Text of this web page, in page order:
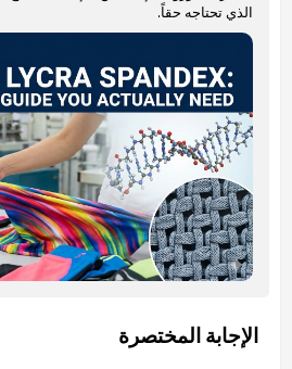
الذي تحتاجه حقاً.
الإجابة المختصرة